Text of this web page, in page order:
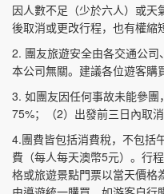
因人數不足（少於六人）或
後取消或更改行程，也有權縮
2. 團友旅遊安全由各交通公
本公司無關。建議各位遊客購
3. 如團友因任何事故未能參團
75%；（2）出發前三日內取
4. 團費皆包括消費稅，不包括
費（每人每天澳幣5元）。行
格或旅遊景點門票以當天價格